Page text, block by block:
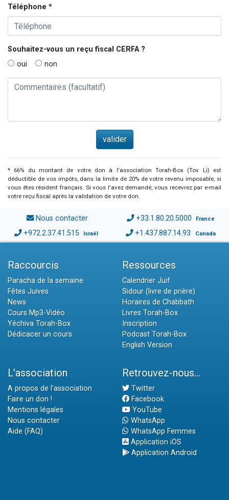
Téléphone *
Souhaitez-vous un reçu fiscal CERFA?
oui
non
* 66% du montant de votre don à l'association Torah-Box (Tov Li) est
déductible de vos impôts, dans la limite de 20% de votre revenu imposable, si
vous êtes résident français. Si vous l'avez demandé, vous recevrez par e-mail
votre reçu fiscal après la validation de votre don.
Nous contacter +33.1.80.20.5000 France
+972.2.37.41.515 Israël +1.437.887.14.93 Canada
Raccourcis
Paracha de la semaine
Fêtes Juives
News
Cours Mp3-Vidéo
Yéchiva Torah-Box
Dédicacer un cours
Ressources
Calendrier Juif
Sidour (livre de prière)
Horaires de Chabbath
Livres Torah-Box
Inscription
Podcast Torah-Box
English Version
L'association
A propos de l'association
Faire un don !
Mentions légales
Nous contacter
Aide (FAQ)
Retrouvez-nous...
Twitter
Facebook
YouTube
WhatsApp
WhatsApp Femmes
Application iOS
Application Android